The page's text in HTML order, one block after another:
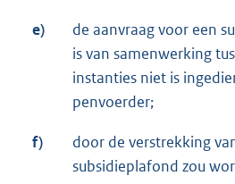
e)
de aanvraag voor een
is van samenwerking
instanties niet is
penvoerder;
f)
door de verstrekking
subsidieplafond zou